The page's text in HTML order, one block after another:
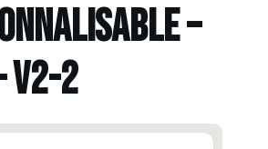
–
V2-2